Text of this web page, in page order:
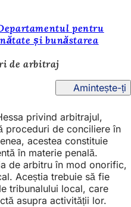
pentru
și bunăstarea
de arbitraj
Amintește-ți
privind arbitrajul,
proceduri de conciliere în
acestea constituie
în materie penală.
de arbitru în mod onorific,
Aceștia trebuie să fie
tribunalului local, care
asupra activității lor.